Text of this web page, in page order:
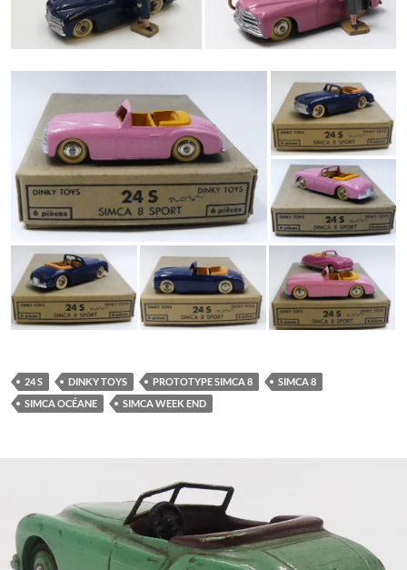
24 S DINKY TOYS PROTOTYPE SIMCA 8
SIMCA 8
SIMCA OCÉANE
SIMCA WEEK END